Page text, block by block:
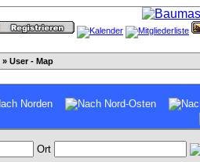
» User - Map
Ort